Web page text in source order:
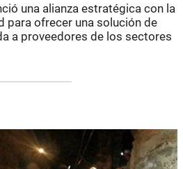
una alianza estratégica con la
para ofrecer una solución de
a proveedores de los sectores